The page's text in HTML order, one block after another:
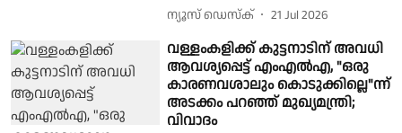
ന്യൂസ് ഡെസ്ക് 21 Jul 2026
വള്ളംകളിക്ക് കുട്ടനാടിന് അവധി
ആവശ്യപ്പെട്ട് എംഎൽഎ, "ഒരു
കാരണവശാലും കൊടുക്കില്ലെ"ന്ന്
അടക്കം പറഞ്ഞ് മുഖ്യമന്ത്രി;
വിവാദം